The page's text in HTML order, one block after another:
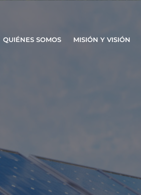
QUIÉNES SOMOS MISIÓN Y VISIÓN